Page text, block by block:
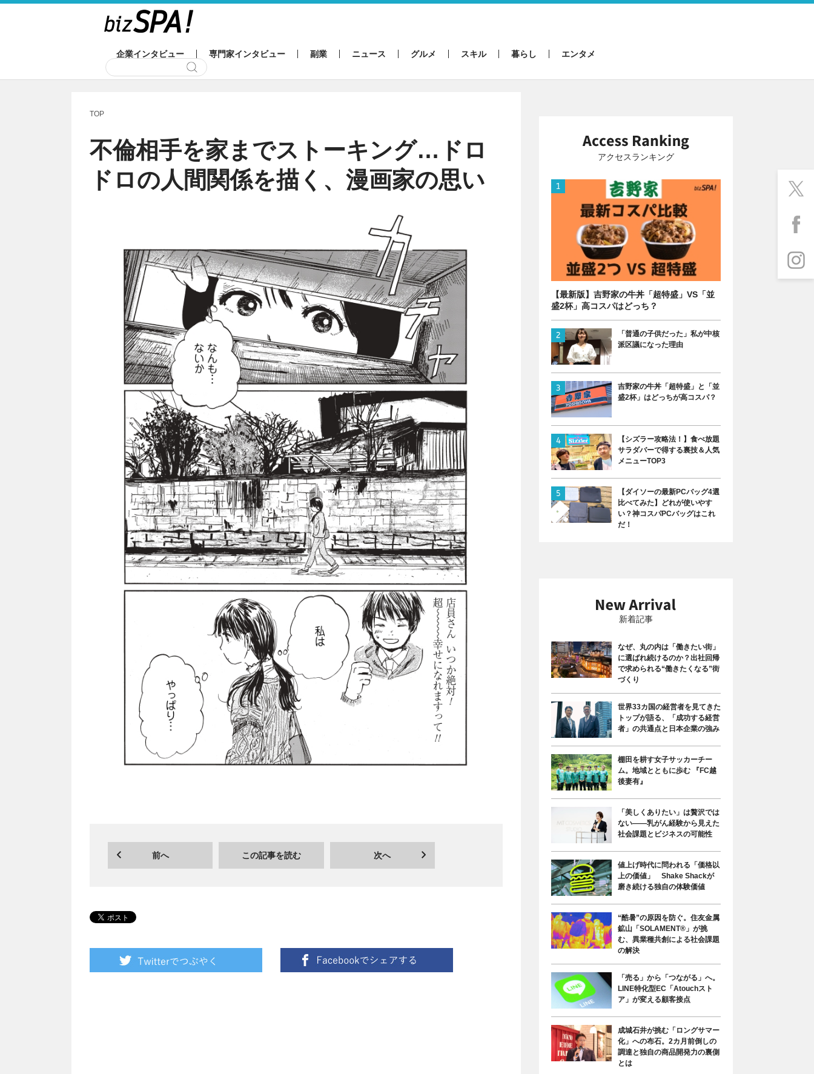
企業インタビュー 専門家インタビュー 副業 ニュース グルメ スキル 暮らし エンタメ
TOP
不倫相手を家までストーキング…ドロ
ドロの人間関係を描く、漫画家の思い
前へ この記事を読む 次へ
アクセスランキング
【最新版】吉野家の牛丼「超特盛」VS「並
盛2杯」高コスパはどっち？
「普通の子供だった」私が中核
派区議になった理由
吉野家の牛丼「超特盛」と「並
盛2杯」はどっちが高コスパ？
【シズラー攻略法！】食べ放題
サラダバーで得する裏技＆人気
メニューTOP3
【ダイソーの最新PCバッグ4選
比べてみた】どれが使いやす
い？神コスパPCバッグはこれ
だ！
新着記事
なぜ、丸の内は「働きたい街」
に選ばれ続けるのか？出社回帰
で求められる“働きたくなる”街
づくり
世界33カ国の経営者を見てきた
トップが語る、「成功する経営
者」の共通点と日本企業の強み
棚田を耕す女子サッカーチー
ム。地域とともに歩む 『FC越
後妻有』
「美しくありたい」は贅沢では
ない――乳がん経験から見えた
社会課題とビジネスの可能性
値上げ時代に問われる「価格以
上の価値」 Shake Shackが
磨き続ける独自の体験価値
“酷暑”の原因を防ぐ。住友金属
鉱山「SOLAMENT®」が挑
む、異業種共創による社会課題
の解決
「売る」から「つながる」へ。
LINE特化型EC「Atouchスト
ア」が変える顧客接点
成城石井が挑む「ロングサマー
化」への布石。2カ月前倒しの
調達と独自の商品開発力の裏側
とは